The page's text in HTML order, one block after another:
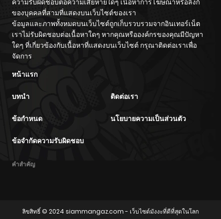
ของบุคคลที่สามที่แสดงบนเว็บไซต์ของเรา
ข้อมูลและภาพทั้งหมดบนเว็บไซต์ถูกเก็บรวบรวมจากอินเทอร์เน็ต
เราไม่รับผิดชอบต่อเนื้อหาใดๆ หากคุณหรือองค์กรของคุณมีปัญหา
ใดๆ ที่เกี่ยวข้องกับเนื้อหาที่แสดงบนเว็บไซต์ กรุณาติดต่อเราเพื่อ
จัดการ
หน้าแรก
บทนำ ติดต่อเรา
ข้อกำหนด นโยบายความเป็นส่วนตัว
ข้อจำกัดความรับผิดชอบ
คำสำคัญ
ลิขสิทธิ์ © 2024 siammangaz.com- เว็บไซต์มังงะที่ดีที่สุดในโลก